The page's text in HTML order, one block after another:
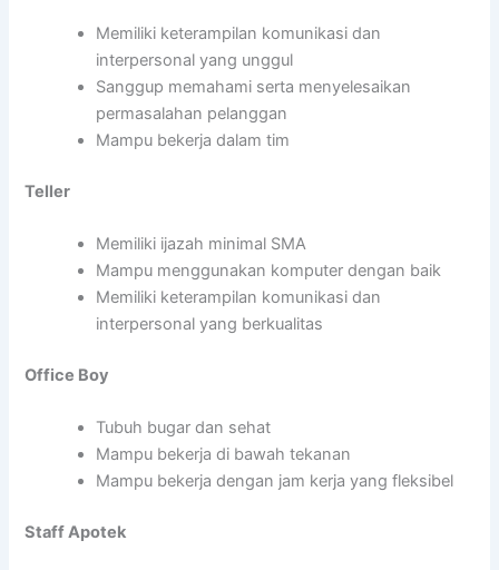
Memiliki keterampilan komunikasi dan
interpersonal yang unggul
Sanggup memahami serta menyelesaikan
permasalahan pelanggan
Mampu bekerja dalam tim
Teller
Memiliki ijazah minimal SMA
Mampu menggunakan komputer dengan baik
Memiliki keterampilan komunikasi dan
interpersonal yang berkualitas
Office Boy
Tubuh bugar dan sehat
Mampu bekerja di bawah tekanan
Mampu bekerja dengan jam kerja yang fleksibel
Staff Apotek